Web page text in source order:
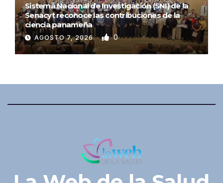
Sistema Nacional de Investigación (SNI) de la
Senacyt reconoce las contribuciones de la
ciencia panameña
AGOSTO 7, 2026 0